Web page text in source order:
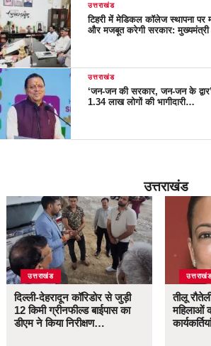
उत्तराखंड
टिहरी में मेडिकल कॉलेज स्थापना
और मजबूत करेगी सरकार: मुख्यमंत्री
उत्तराखंड
‘जन-जन की सरकार, जन-जन के
1.34 लाख लोगों की भागीदारी…
उत्तराखंड
उत्तराखंड
दिल्ली-देहरादून कॉरिडोर से जुड़ी
12 किमी ग्रीनफील्ड बाईपास का
डीएम ने किया निरीक्षण…
तीलू
महिलाओं